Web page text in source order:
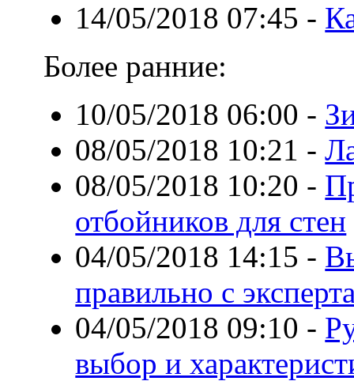
14/05/2018 07:45 -
Более ранние:
10/05/2018 06:00 -
08/05/2018 10:21 -
08/05/2018 10:20 -
отбойников для стен
04/05/2018 14:15 -
правильно с
04/05/2018 09:10 -
выбор и